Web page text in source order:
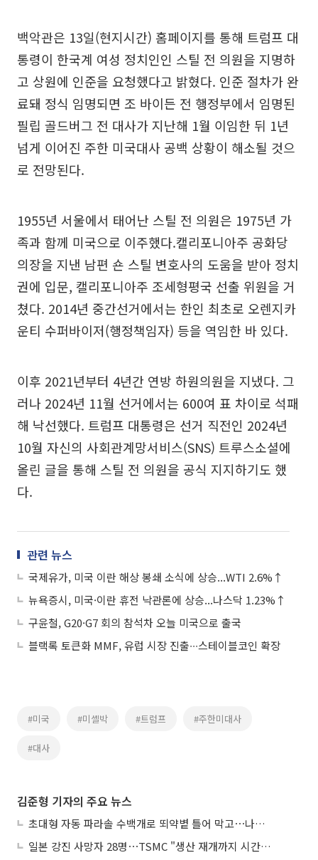
백악관은 13일(현지시간) 홈페이지를 통해 트럼프 대
통령이 한국계 여성 정치인인 스틸 전 의원을 지명하
고 상원에 인준을 요청했다고 밝혔다. 인준 절차가 완
료돼 정식 임명되면 조 바이든 전 행정부에서 임명된
필립 골드버그 전 대사가 지난해 1월 이임한 뒤 1년
넘게 이어진 주한 미국대사 공백 상황이 해소될 것으
로 전망된다.
1955년 서울에서 태어난 스틸 전 의원은 1975년 가
족과 함께 미국으로 이주했다.캘리포니아주 공화당
의장을 지낸 남편 숀 스틸 변호사의 도움을 받아 정치
권에 입문, 캘리포니아주 조세형평국 선출 위원을 거
쳤다. 2014년 중간선거에서는 한인 최초로 오렌지카
운티 수퍼바이저(행정책임자) 등을 역임한 바 있다.
이후 2021년부터 4년간 연방 하원의원을 지냈다. 그
러나 2024년 11월 선거에서는 600여 표 차이로 석패
해 낙선했다. 트럼프 대통령은 선거 직전인 2024년
10월 자신의 사회관계망서비스(SNS) 트루스소셜에
올린 글을 통해 스틸 전 의원을 공식 지지하기도 했
다.
관련 뉴스
국제유가, 미국 이란 해상 봉쇄 소식에 상승...WTI 2.6%↑
뉴욕증시, 미국·이란 휴전 낙관론에 상승...나스닥 1.23%↑
구윤철, G20·G7 회의 참석차 오늘 미국으로 출국
블랙록 토큰화 MMF, 유럽 시장 진출∙∙∙스테이블코인 확장
#미국 #미셸박 #트럼프 #주한미대사
#대사
김준형 기자의 주요 뉴스
초대형 자동 파라솔 수백개로 뙤약볕 틀어 막고⋯나라별 폭염 생존법
일본 강진 사망자 28명⋯TSMC "생산 재개까지 시간 필요해"